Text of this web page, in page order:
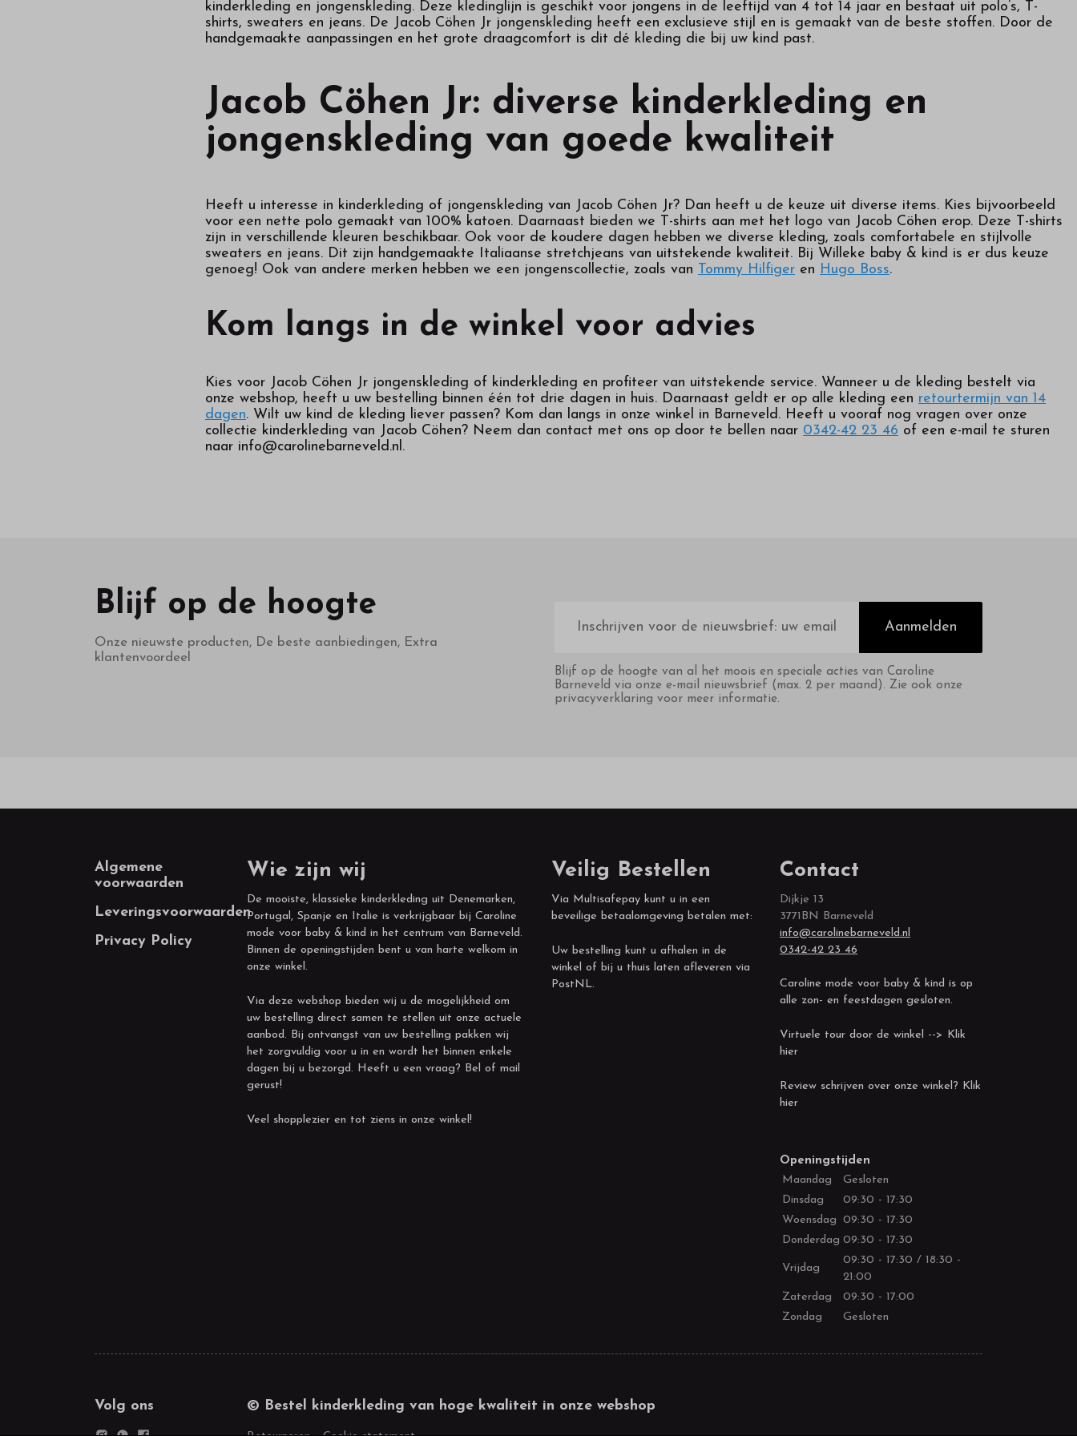
kinderkleding en jongenskleding. Deze kledinglijn is geschikt voor jongens in de leeftijd van 4 tot 14 jaar en bestaat uit polo’s, T-
shirts, sweaters en jeans. De Jacob Cöhen Jr jongenskleding heeft een exclusieve stijl en is gemaakt van de beste stoffen. Door de
handgemaakte aanpassingen en het grote draagcomfort is dit dé kleding die bij uw kind past.
Jacob Cöhen Jr: diverse kinderkleding en
jongenskleding van goede kwaliteit
Heeft u interesse in kinderkleding of jongenskleding van Jacob Cöhen Jr? Dan heeft u de keuze uit diverse items. Kies bijvoorbeeld
voor een nette polo gemaakt van 100% katoen. Daarnaast bieden we T-shirts aan met het logo van Jacob Cöhen erop. Deze T-shirts
zijn in verschillende kleuren beschikbaar. Ook voor de koudere dagen hebben we diverse kleding, zoals comfortabele en stijlvolle
sweaters en jeans. Dit zijn handgemaakte Italiaanse stretchjeans van uitstekende kwaliteit. Bij Willeke baby & kind is er dus keuze
genoeg! Ook van andere merken hebben we een jongenscollectie, zoals van Tommy Hilfiger en Hugo Boss.
Kom langs in de winkel voor advies
Kies voor Jacob Cöhen Jr jongenskleding of kinderkleding en profiteer van uitstekende service. Wanneer u de kleding bestelt via
onze webshop, heeft u uw bestelling binnen één tot drie dagen in huis. Daarnaast geldt er op alle kleding een retourtermijn van 14
dagen. Wilt uw kind de kleding liever passen? Kom dan langs in onze winkel in Barneveld. Heeft u vooraf nog vragen over onze
collectie kinderkleding van Jacob Cöhen? Neem dan contact met ons op door te bellen naar 0342-42 23 46 of een e-mail te sturen
naar info@carolinebarneveld.nl.
Blijf op de hoogte
Onze nieuwste producten, De beste aanbiedingen, Extra
klantenvoordeel
mailadres
Aanmelden
Blijf op de hoogte van al het moois en speciale acties van Caroline
Barneveld via onze e-mail nieuwsbrief (max. 2 per maand). Zie ook onze
privacyverklaring voor meer informatie.
Footer
Algemene
voorwaarden
Leveringsvoorwaarden
Privacy Policy
Wie zijn wij
De mooiste, klassieke kinderkleding uit Denemarken,
Portugal, Spanje en Italie is verkrijgbaar bij Caroline
mode voor baby & kind in het centrum van Barneveld.
Binnen de openingstijden bent u van harte welkom in
onze winkel.
Via deze webshop bieden wij u de mogelijkheid om
uw bestelling direct samen te stellen uit onze actuele
aanbod. Bij ontvangst van uw bestelling pakken wij
het zorgvuldig voor u in en wordt het binnen enkele
dagen bij u bezorgd. Heeft u een vraag? Bel of mail
gerust!
Veel shopplezier en tot ziens in onze winkel!
Veilig Bestellen
Via Multisafepay kunt u in een
beveilige betaalomgeving betalen met:
Uw bestelling kunt u afhalen in de
winkel of bij u thuis laten afleveren via
PostNL.
Contact
Dijkje 13
3771BN Barneveld
info@carolinebarneveld.nl
0342-42 23 46
Caroline mode voor baby & kind is op
alle zon- en feestdagen gesloten.
Virtuele tour door de winkel --> Klik
hier
Review schrijven over onze winkel? Klik
hier
Openingstijden
Maandag
Gesloten
Dinsdag
09:30 - 17:30
Woensdag 09:30 - 17:30
Donderdag 09:30 - 17:30
Vrijdag
09:30 - 17:30 / 18:30 -
21:00
Zaterdag
09:30 - 17:00
Zondag
Gesloten
Volg ons © Bestel kinderkleding van hoge kwaliteit in onze webshop